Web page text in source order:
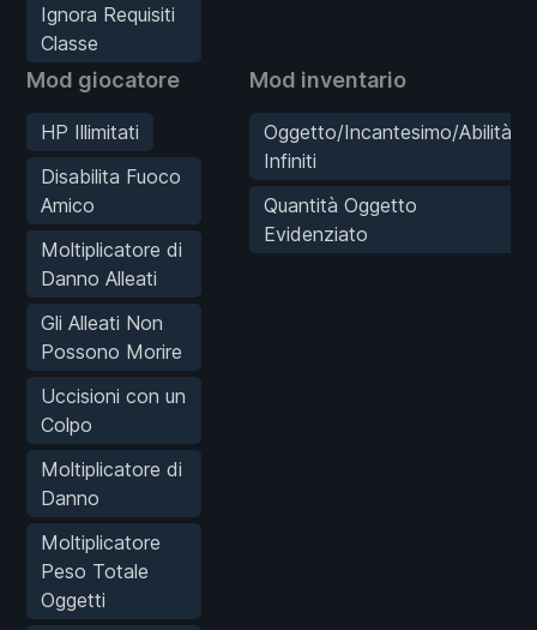
Ignora Requisiti
Classe
Mod giocatore
HP Illimitati
Disabilita Fuoco
Amico
Moltiplicatore di
Danno Alleati
Gli Alleati Non
Possono Morire
Uccisioni con un
Colpo
Moltiplicatore di
Danno
Moltiplicatore
Peso Totale
Oggetti
Mod inventario
Oggetto/Incantesimo/Abilità
Infiniti
Quantità Oggetto
Evidenziato